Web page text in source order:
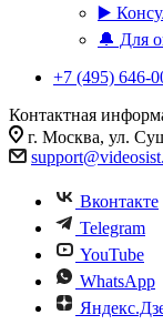
▶️
🔔 Для
+7 (495) 646-
Контактная
г. Москва, ул.
Вконтакте
Telegram
YouTube
WhatsApp